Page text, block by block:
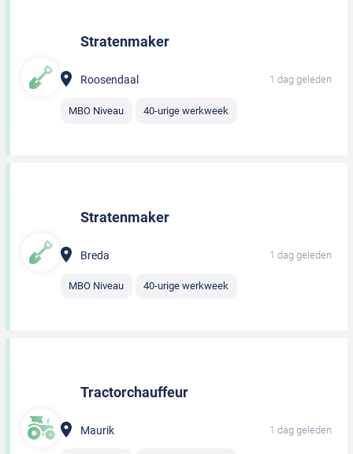
Stratenmaker
Roosendaal 1 dag geleden
MBO Niveau 40-urige werkweek
Stratenmaker
Breda 1 dag geleden
MBO Niveau 40-urige werkweek
Tractorchauffeur
Maurik 1 dag geleden